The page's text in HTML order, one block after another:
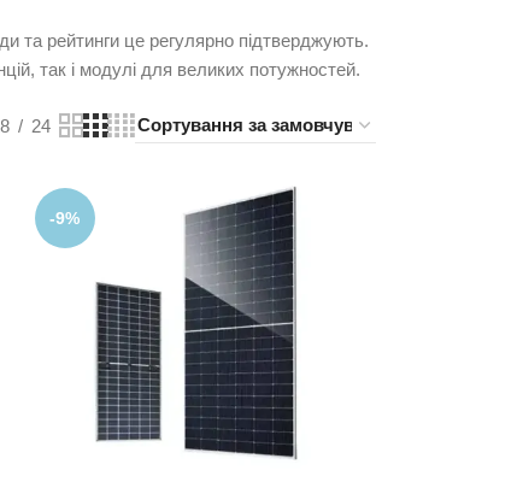
та рейтинги це регулярно підтверджують.
так і модулі для великих потужностей.
24
-9%